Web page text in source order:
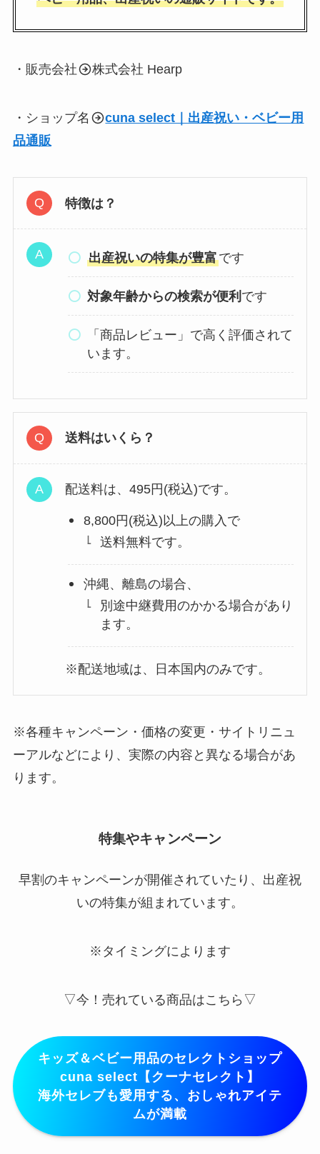
・販売会社 株式会社 Hearp
・ショップ名
cuna select｜出産祝い・ベビー用
品通販
特徴は？
出産祝いの特集が豊富です
対象年齢からの検索が便利 です
「商品レビュー」で高く評価されて
います。
送料はいくら？
配送料は、495円(税込)です。
8,800円(税込)以上の購入で
送料無料です。
沖縄、離島の場合、
別途中継費用のかかる場合があり
ます。
※配送地域は、日本国内のみです。
※各種キャンペーン・価格の変更・サイトリニュ
ーアルなどにより、実際の内容と異なる場合があ
ります。
特集やキャンペーン
早割のキャンペーンが開催されていたり、出産祝
いの特集が組まれています。
※タイミングによります
▽今！売れている商品はこちら▽
キッズ＆ベビー用品のセレクトショップ
cuna select【クーナセレクト】
海外セレブも愛用する、おしゃれアイテ
ムが満載